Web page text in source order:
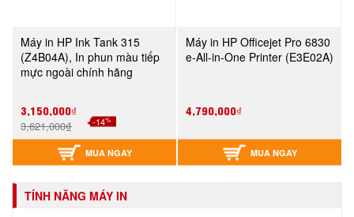
Máy in HP Ink Tank 315
(Z4B04A), In phun màu tiếp
mực ngoài chính hãng
3,150,000₫
3,621,000₫ -14%
MUA NGAY
Máy in HP Officejet Pro 6830
e-All-in-One Printer (E3E02A)
4,790,000₫
MUA NGAY
TÍNH NĂNG MÁY IN